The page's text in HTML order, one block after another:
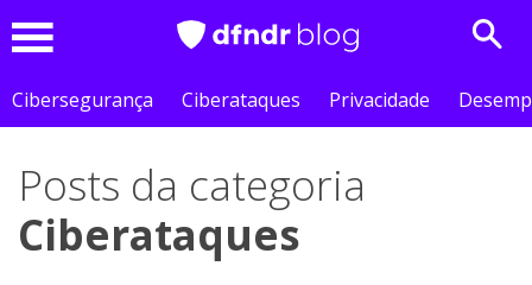
Cibersegurança
Ciberataques Privacidade
Posts da categoria
Ciberataques